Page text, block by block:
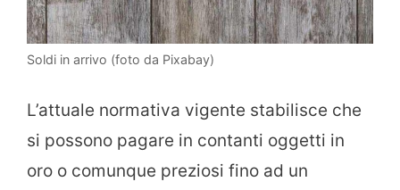
Soldi in arrivo (foto da Pixabay)
L’attuale normativa vigente stabilisce che
si possono pagare in contanti oggetti in
oro o comunque preziosi fino ad un